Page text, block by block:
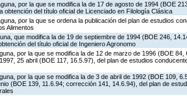
por la que se modifica la de 17 de agosto de 1994 (BOE
obtención del título oficial de Licenciado en Filología Clásica
por la que se ordena la publicación del plan de estudios
Alimentos
que modifica la de 19 de septiembre de 1994 (BOE 246,
del título oficial de Ingeniero Agronomo
por la que se modifica la de 12 de marzo de 1996 (BOE
25 abril (BOE 117, 16.5.97), del plan de estudios
por la que se modifica la de 3 de abril de 1992 (BOE 109,
(BOE 139, 11.6.94; corrección 141, 14.6.94), del plan de